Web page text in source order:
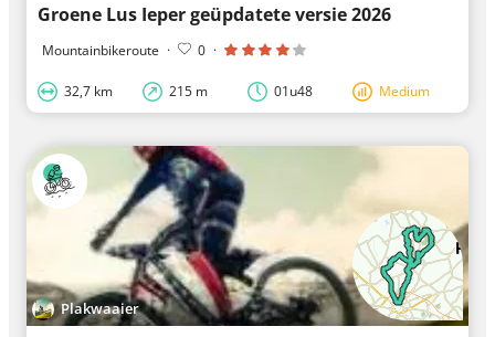
Groene Lus Ieper geüpdatete versie 2026
Mountainbikeroute · 0 ·
32,7 km 215 m 01u48 Medium
Plakwaaier